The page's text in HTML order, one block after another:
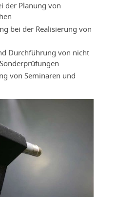
der Planung von
bei der Realisierung von
Durchführung von nicht
von Seminaren und